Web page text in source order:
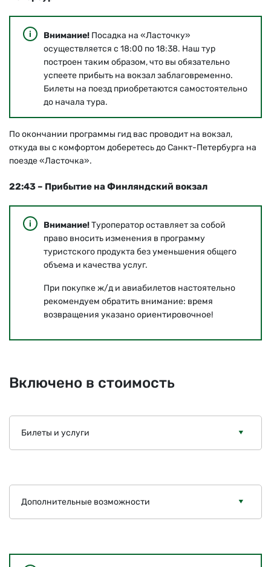
Внимание! Посадка на «Ласточку»
осуществляется с 18:00 по 18:38. Наш тур
построен таким образом, что вы обязательно
успеете прибыть на вокзал заблаговременно.
Билеты на поезд приобретаются самостоятельно
до начала тура.
По окончании программы гид вас проводит на вокзал,
откуда вы с комфортом доберетесь до Санкт-Петербурга на
поезде «Ласточка».
22:43 – Прибытие на Финляндский вокзал
Внимание!Туроператор оставляет за собой
право вносить изменения в программу
туристского продукта без уменьшения общего
объема и качества услуг.
При покупке ж/д и авиабилетов настоятельно
рекомендуем обратить внимание: время
возвращения указано ориентировочное!
Включено в стоимость
Билеты и услуги
Дополнительные возможности